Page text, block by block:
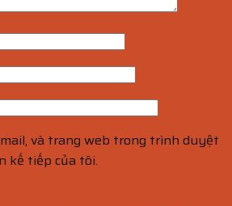
và trang web trong trình duyệt
kế tiếp của tôi.